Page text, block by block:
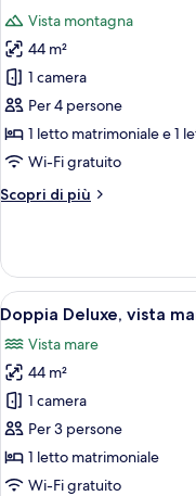
singoli,
vista
mare
le
foto
per
Camera
Deluxe
con
letti
montagna
Vista montagna
44 m²
1 camera
Per 4 persone
1 letto matrimoniale e 1
Wi-Fi gratuito
Scopri di più
Altri
Deluxe
con
2
letti
singoli,
vista
montagna
Apri
tutte
le
foto
per
Doppia
Deluxe,
vista
8
Doppia Deluxe, vista
Vista mare
44 m²
1 camera
Per 3 persone
1 letto matrimoniale
Wi-Fi gratuito